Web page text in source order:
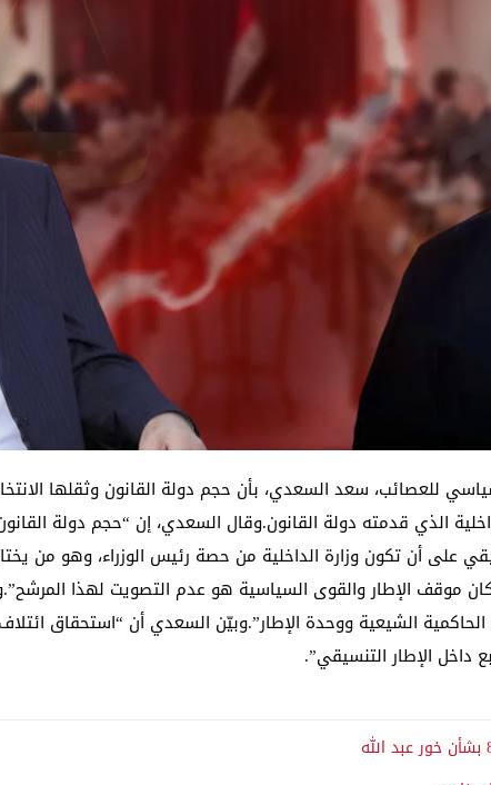
للعصائب، سعد السعدي، بأن حجم دولة القانون وثقلها
الذي قدمته دولة القانون.وقال السعدي، إن “حجم دولة
على أن تكون وزارة الداخلية من حصة رئيس الوزراء، وهو من
موقف الإطار والقوى السياسية هو عدم التصويت لهذا
الشيعية ووحدة الإطار”.وبيّن السعدي أن “استحقاق
داخل الإطار التنسيقي”.